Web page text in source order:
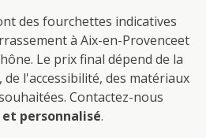
des fourchettes indicatives
à Aix-en-Provenceet
Le prix final dépend de la
l'accessibilité, des matériaux
Contactez-nous
personnalisé.